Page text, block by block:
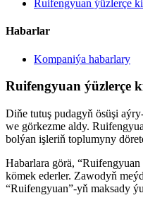
Ruifengyuan ýüzlerçe
Habarlar
Kompaniýa habarlary
Ruifengyuan ýüzlerçe
Diňe tutuş pudagyň ösüşi
we görkezme aldy.
bolýan işleriň toplumyny
Habarlara görä,
kömek ederler. Zawodyň
“Ruifengyuan”-yň maksady